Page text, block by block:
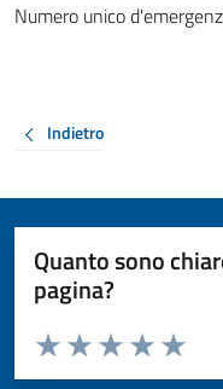
Numero unico
Indietro
Quanto sono
pagina?
Valuta da 1 a 5 stelle la
Valuta
Valuta 4
Valuta 3 stelle
Valuta 2 stelle su 5
Valuta 1 stelle su 5